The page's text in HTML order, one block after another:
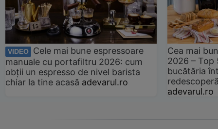
VIDEO
Cele mai bune espressoare
manuale cu portafiltru 2026: cum
obții un espresso de nivel barista
chiar la tine acasă adevarul.ro
Cea mai
2026 –
bucătăria
adevarul.ro